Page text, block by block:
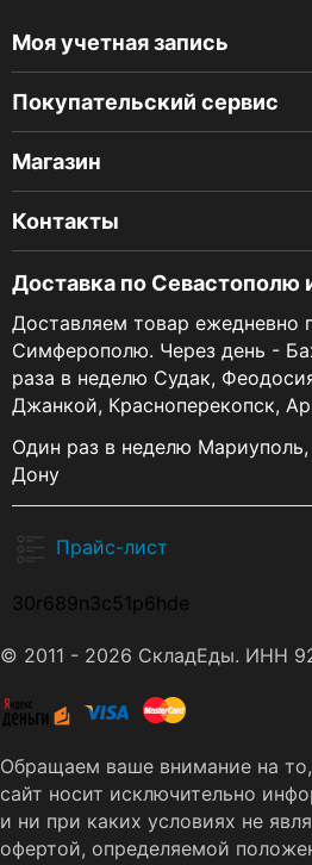
Моя учетная запись
Покупательский сервис
Магазин
Контакты
Доставка по Севастополю
Доставляем товар ежедневно
Симферополю. Через день -
раза в неделю Судак,
Джанкой, Красноперекопск,
Один раз в неделю Мариуполь,
Дону
Прайс-лист
30r689n3c51p6hde
© 2011 - 2026 СкладЕды. ИНН
Обращаем ваше внимание на
сайт носит исключительно
и ни при каких условиях не
офертой, определяемой